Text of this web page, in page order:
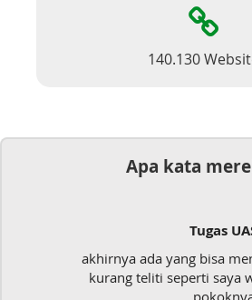
140.130
Apa kata
Tugas
akhirnya ada yang bisa
kurang teliti seperti saya